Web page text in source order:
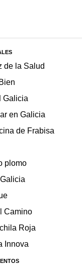
de la Salud
Galicia
en Galicia
de Frabisa
plomo
Camino
Roja
Innova